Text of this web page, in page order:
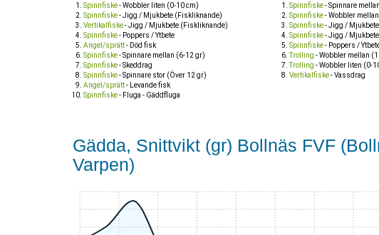
Spinnfiske- Wobbler liten (0-10 cm)
Spinnfiske- Jigg / Mjukbete (Fiskliknande)
Vertikalfiske- Jigg / Mjukbete (Fiskliknande)
Spinnfiske- Poppers / Ytbete
Angel/sprätt- Död fisk
Spinnfiske- Spinnare mellan (6-12 gr)
Spinnfiske- Skeddrag
Spinnfiske- Spinnare stor (Över 12 gr)
Angel/sprätt- Levande fisk
Spinnfiske- Fluga - Gäddfluga
Spinnfiske- Spinnare
Spinnfiske- Wobbler
Spinnfiske- Jigg /
Spinnfiske- Jigg /
Spinnfiske- Poppers /
Trolling - Wobbler mellan
Trolling - Wobbler liten (0-
Vertikalfiske- Vassdrag
Gädda, Snittvikt (gr) Bollnäs FVF
Varpen)